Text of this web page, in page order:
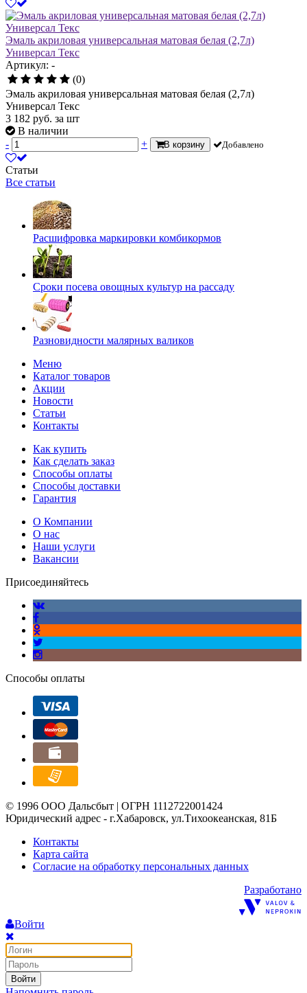
Эмаль акриловая универсальная матовая белая (2,7л)
Универсал Текс
Артикул: -
(0)
Эмаль акриловая универсальная матовая белая (2,7л)
Универсал Текс
3 182 руб. за шт
В наличии
-
+ В корзину Добавлено
Статьи
Все статьи
Расшифровка маркировки комбикормов
Сроки посева овощных культур на рассаду
Разновидности малярных валиков
Меню
Каталог товаров
Акции
Новости
Статьи
Контакты
Как купить
Как сделать заказ
Способы оплаты
Способы доставки
Гарантия
О Компании
О нас
Наши услуги
Вакансии
Присоединяйтесь
Способы оплаты
© 1996 ООО Дальсбыт | ОГРН 1112722001424
Юридический адрес - г.Хабаровск, ул.Тихоокеанская, 81Б
Контакты
Карта сайта
Согласие на обработку персональных данных
Разработано
Войти
Войти